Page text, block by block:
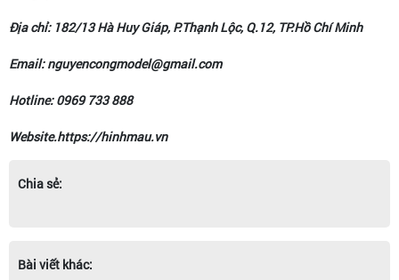
Địa chỉ: 182/13 Hà Huy Giáp, P.Thạnh Lộc, Q.12, TP.Hồ Chí Minh
Email: nguyencongmodel@gmail.com
Hotline: 0969 733 888
Website.https://hinhmau.vn
Chia sẻ:
Bài viết khác: